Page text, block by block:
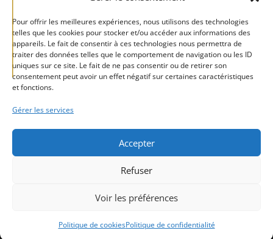
Pour offrir les meilleures expériences, nous utilisons des technologies
telles que les cookies pour stocker et/ou accéder aux informations des
appareils. Le fait de consentir à ces technologies nous permettra de
traiter des données telles que le comportement de navigation ou les ID
uniques sur ce site. Le fait de ne pas consentir ou de retirer son
consentement peut avoir un effet négatif sur certaines caractéristiques
et fonctions.
Gérer les services
Accepter
Refuser
Voir les préférences
Politique de cookiesPolitique de confidentialité
Mentions légales
Politique de cookies (UE)
WordPress